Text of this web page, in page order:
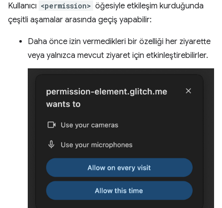
Kullanıcı <permission> öğesiyle etkileşim kurduğunda
çeşitli aşamalar arasında geçiş yapabilir:
Daha önce izin vermedikleri bir özelliği her ziyarette
veya yalnızca mevcut ziyaret için etkinleştirebilirler.